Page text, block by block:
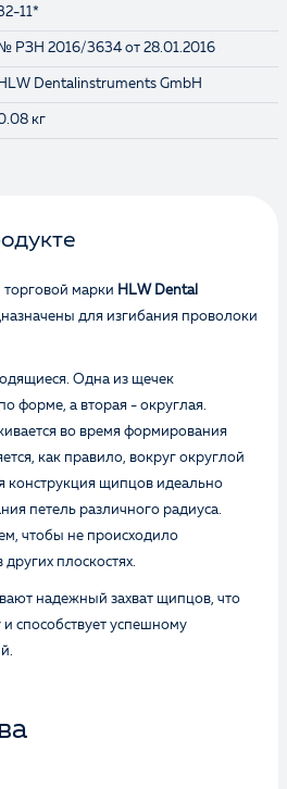
11*
№ РЗН 2016/3634 от 28.01.2016
HLW Dentalinstruments GmbH
кг
марки HLW Dental
для изгибания проволоки
Одна из щечек
форме, а вторая - округлая.
во время формирования
как правило, вокруг округлой
конструкция щипцов идеально
петель различного радиуса.
чтобы не происходило
плоскостях.
надежный захват щипцов, что
и способствует успешному